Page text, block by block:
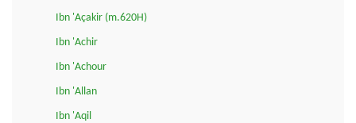
Ibn 'Açakir (m.620H)
Ibn 'Achir
Ibn 'Achour
Ibn 'Allan
Ibn 'Aqil